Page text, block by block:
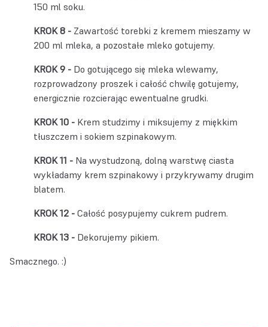
150 ml soku.
Zawartość torebki z kremem mieszamy w
200 ml mleka, a pozostałe mleko gotujemy.
Do gotującego się mleka wlewamy,
rozprowadzony proszek i całość chwilę gotujemy,
energicznie rozcierając ewentualne grudki.
Krem studzimy i miksujemy z miękkim
tłuszczem i sokiem szpinakowym.
Na wystudzoną, dolną warstwę ciasta
wykładamy krem szpinakowy i przykrywamy drugim
blatem.
Całość posypujemy cukrem pudrem.
Dekorujemy pikiem.
Smacznego. :)